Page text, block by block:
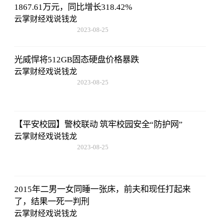
1867.61万元，同比增长318.42%
云掌财经戏说钱龙
2023-08-25
光威悍将512GB固态硬盘价格暴跌
云掌财经戏说钱龙
2023-08-25
【平安校园】警校联动 筑牢校园安全“防护网”
云掌财经戏说钱龙
2023-08-25
2015年二男一女同睡一张床，前夫和现任打起来
了，结果一死一判刑
云掌财经戏说钱龙